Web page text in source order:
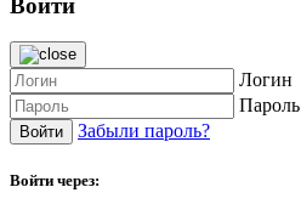
Логин
Пароль
Забыли пароль?
Войти через: